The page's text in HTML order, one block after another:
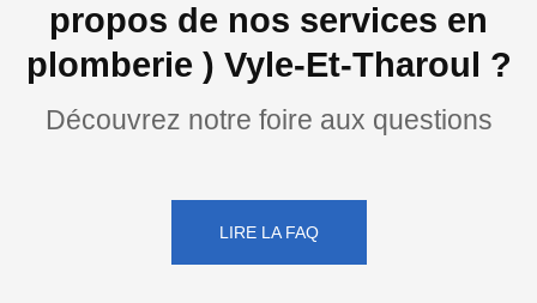
propos de nos services en
plomberie ) Vyle-Et-Tharoul ?
Découvrez notre foire aux questions
LIRE LA FAQ